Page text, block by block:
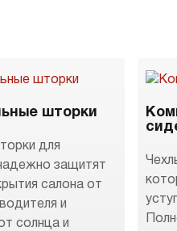
шторки
для
защитят
салона от
и
солнца и